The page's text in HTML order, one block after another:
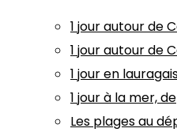
1 jour autour de
1 jour autour de
1 jour en
1 jour à la mer,
Les plages au